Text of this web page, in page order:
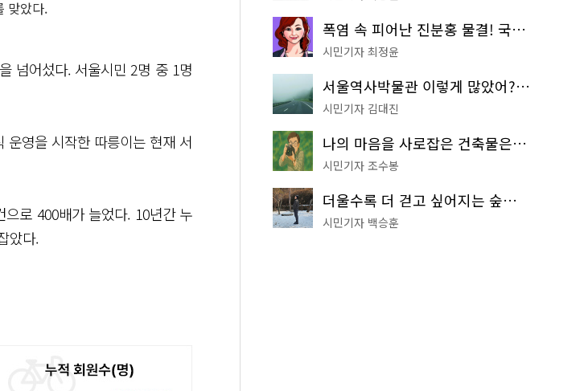
맞았다.
넘어섰다. 서울시민 2명 중 1명
운영을 시작한 따릉이는 현재 서
로 400배가 늘었다. 10년간 누
았다.
폭염 속 피어난 진분홍 물결! 국립중앙박물관 배롱나무 명소
시민기자 최정윤
서울역사박물관 이렇게 많았어? 주말마다 한 곳씩 떠나는 역사 산책
시민기자 김대진
나의 마음을 사로잡은 건축물은? '서울시 건축상' 수상작 공개!
시민기자 조수봉
더울수록 더 걷고 싶어지는 숲길! 서울둘레길 '아차산 코스'
시민기자 백승훈